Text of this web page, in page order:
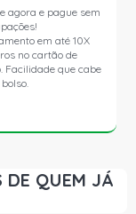
agora e pague sem
em até 10X
no cartão de
Facilidade que cabe
DE QUEM JÁ